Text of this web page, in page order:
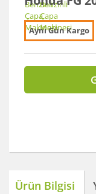
Aynı Gün Kargo
Ürün Bilgisi